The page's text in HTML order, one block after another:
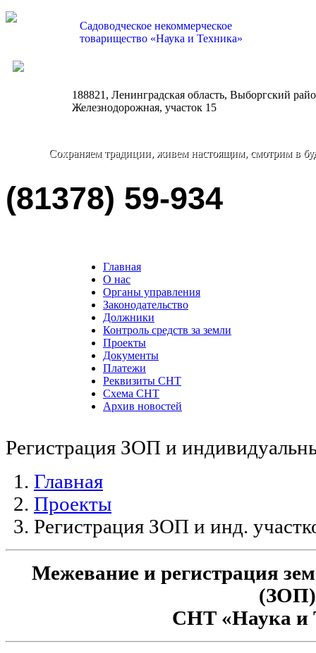
Садоводческое некоммерческое
товарищество «Наука и Техника»
188821, Ленинградская область, Выборгский
Железнодорожная, участок 15
Сохраняем традиции, живем настоящим, смотрим в
(81378) 59-934
Главная
О нас
Органы управления
Законодательство
Должники
Контроль средств за земли
Проекты
Документы
Платежи
Реквизиты СНТ
Схема СНТ
Архив новостей
Регистрация ЗОП и
Главная
Проекты
Регистрация ЗОП и инд.
Межевание и регистрация
(ЗОП)
СНТ «Наука и